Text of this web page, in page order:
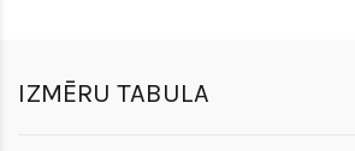
IZMĒRU TABULA